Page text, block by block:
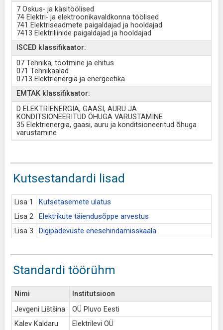
7 Oskus- ja käsitöölised
74 Elektri- ja elektroonikavaldkonna töölised
741 Elektriseadmete paigaldajad ja hooldajad
7413 Elektriliinide paigaldajad ja hooldajad
ISCED klassifikaator:
07 Tehnika, tootmine ja ehitus
071 Tehnikaalad
0713 Elektrienergia ja energeetika
EMTAK klassifikaator:
D ELEKTRIENERGIA, GAASI, AURU JA
KONDITSIONEERITUD ÕHUGA VARUSTAMINE
35 Elektrienergia, gaasi, auru ja konditsioneeritud õhuga
varustamine
Kutsestandardi lisad
Lisa 1
Kutsetasemete ulatus
Lisa 2
Elektrikute täiendusõppe arvestus
Lisa 3
Digipädevuste enesehindamisskaala
Standardi töörühm
Nimi
Institutsioon
Jevgeni Lištšina
OÜ Pluvo Eesti
Kalev Kaldaru
Elektrilevi OÜ